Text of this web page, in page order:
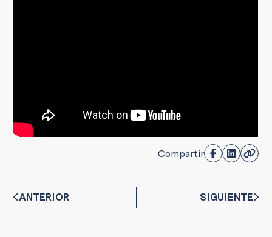
Compartir
ANTERIOR SIGUIENTE